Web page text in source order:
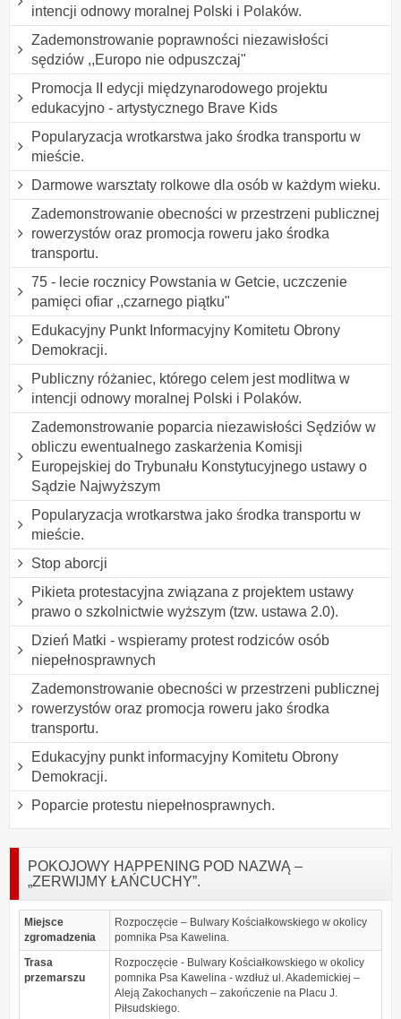
intencji odnowy moralnej Polski i Polaków.
Zademonstrowanie poprawności niezawisłości
sędziów ,,Europo nie odpuszczaj"
Promocja II edycji międzynarodowego projektu
edukacyjno - artystycznego Brave Kids
Popularyzacja wrotkarstwa jako środka transportu w
mieście.
Darmowe warsztaty rolkowe dla osób w każdym wieku.
Zademonstrowanie obecności w przestrzeni publicznej
rowerzystów oraz promocja roweru jako środka
transportu.
75 - lecie rocznicy Powstania w Getcie, uczczenie
pamięci ofiar ,,czarnego piątku"
Edukacyjny Punkt Informacyjny Komitetu Obrony
Demokracji.
Publiczny różaniec, którego celem jest modlitwa w
intencji odnowy moralnej Polski i Polaków.
Zademonstrowanie poparcia niezawisłości Sędziów w
obliczu ewentualnego zaskarżenia Komisji
Europejskiej do Trybunału Konstytucyjnego ustawy o
Sądzie Najwyższym
Popularyzacja wrotkarstwa jako środka transportu w
mieście.
Stop aborcji
Pikieta protestacyjna związana z projektem ustawy
prawo o szkolnictwie wyższym (tzw. ustawa 2.0).
Dzień Matki - wspieramy protest rodziców osób
niepełnosprawnych
Zademonstrowanie obecności w przestrzeni publicznej
rowerzystów oraz promocja roweru jako środka
transportu.
Edukacyjny punkt informacyjny Komitetu Obrony
Demokracji.
Poparcie protestu niepełnosprawnych.
POKOJOWY HAPPENING POD NAZWĄ –
„ZERWIJMY ŁAŃCUCHY”.
Miejsce
zgromadzenia
Rozpoczęcie – Bulwary Kościałkowskiego w okolicy
pomnika Psa Kawelina.
Trasa
przemarszu
Rozpoczęcie - Bulwary Kościałkowskiego w okolicy
pomnika Psa Kawelina - wzdłuż ul. Akademickiej –
Aleją Zakochanych – zakończenie na Placu J.
Piłsudskiego.